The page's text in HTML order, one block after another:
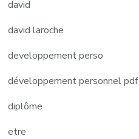
david
david laroche
developpement perso
développement personnel pdf
diplôme
etre